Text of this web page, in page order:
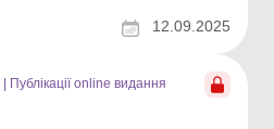
підприємець» Якщо
виконують роботу,
12.09.2025
| Публікації online видання